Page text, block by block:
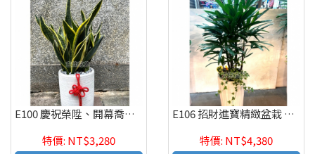
E100 慶祝榮陞、開幕喬遷、參展成功、招財進寶虎尾蘭盆栽
特價: NT$3,280
E106 招財進寶精緻盆栽 喬遷之喜 榮陞誌喜盆栽
特價: NT$4,380